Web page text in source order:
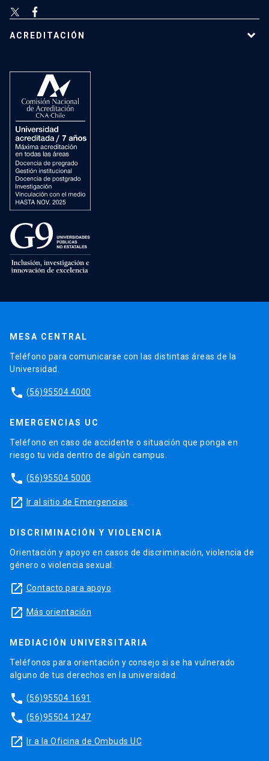
ACREDITACIÓN
MESA CENTRAL
Teléfono para comunicarse con las distintas áreas de la
Universidad.
phone (56)95504 4000
EMERGENCIAS UC
Teléfono en caso de accidente o situación que ponga en
riesgo tu vida dentro de algún campus.
phone (56)95504 5000
launch Ir al sitio de Emergencias
DISCRIMINACIÓN Y VIOLENCIA
Orientación y apoyo en casos de discriminación, violencia de
género o violencia sexual.
launch Contacto para apoyo
launch Más orientación
MEDIACIÓN UNIVERSITARIA
Teléfonos para orientación y consejo si se ha vulnerado
alguno de tus derechos en la universidad.
phone (56)95504 1691
phone (56)95504 1247
launch Ir a la Oficina de Ombuds UC